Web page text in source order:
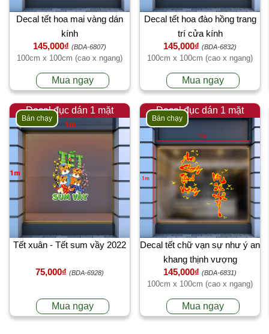
Decal tết hoa mai vàng dán
kính
145,000₫ (BDA-6807)
100cm x 100cm (cao x ngang)
Mua ngay
Decal tết hoa đào hồng trang
trí cửa kính
145,000₫ (BDA-6832)
100cm x 100cm (cao x ngang)
Mua ngay
Decal đục dán 1 mặt
Bán chạy
Tết xuân - Tết sum vầy 2022
75,000₫ (BDA-6928)
Mua ngay
Decal đục dán 1 mặt
Bán chạy
Decal tết chữ vạn sự như ý an
khang thịnh vượng
145,000₫ (BDA-6831)
100cm x 100cm (cao x ngang)
Mua ngay